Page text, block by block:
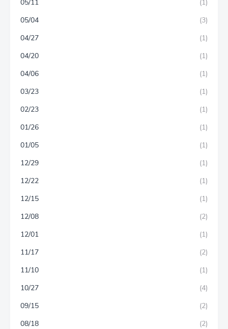
05/11
(1)
05/04
(3)
04/27
(1)
04/20
(1)
04/06
(1)
03/23
(1)
02/23
(1)
01/26
(1)
01/05
(1)
12/29
(1)
12/22
(1)
12/15
(1)
12/08
(2)
12/01
(1)
11/17
(2)
11/10
(1)
10/27
(4)
09/15
(2)
08/18
(2)